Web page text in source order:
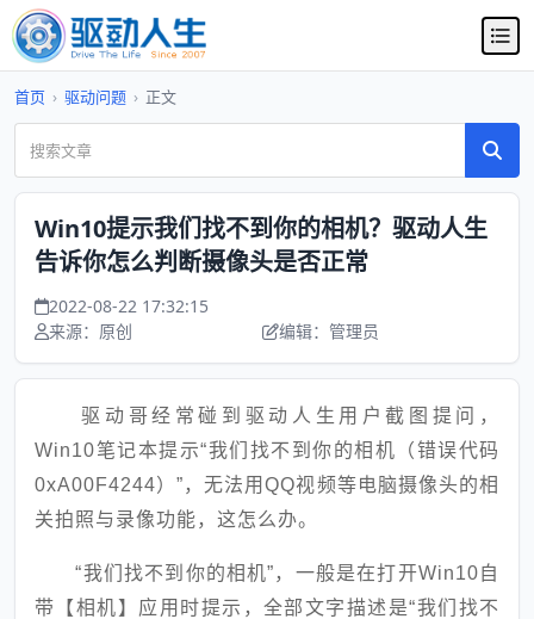
首页 › 驱动问题 › 正文
Win10提示我们找不到你的相机？驱动人生
告诉你怎么判断摄像头是否正常
2022-08-22 17:32:15
来源：原创
编辑：管理员
驱动哥经常碰到驱动人生用户截图提问，
Win10笔记本提示“我们找不到你的相机（错误代码
0xA00F4244）”，无法用QQ视频等电脑摄像头的相
关拍照与录像功能，这怎么办。
“我们找不到你的相机”，一般是在打开Win10自
带【相机】应用时提示，全部文字描述是“我们找不